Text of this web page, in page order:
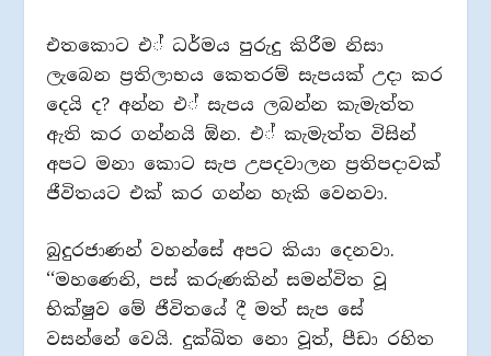
එතකොට එ් ධර්මය පුරුදු කිරීම නිසා
ලැබෙන ප‍්‍රතිලාභය කෙතරම් සැපයක් උදා කර
දෙයි ද? අන්න එ් සැපය ලබන්න කැමැත්ත
ඇති කර ගන්නයි ඕන. එ් කැමැත්ත විසින්
අපට මනා කොට සැප උපදවාලන ප‍්‍රතිපදාවක්
ජීවිතයට එක් කර ගන්න හැකි වෙනවා.
බුදුරජාණන් වහන්සේ අපට කියා දෙනවා.
‘‘මහණෙනි, පස් කරුණකින් සමන්විත වූ
භික්ෂුව මේ ජීවිතයේ දී මත් සැප සේ
වසන්නේ වෙයි. දුක්ඛිත නො වූත්, පීඩා රහිත